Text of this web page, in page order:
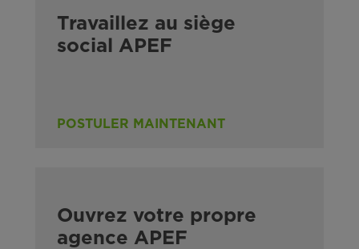
Travaillez au siège
social APEF
POSTULER MAINTENANT
Ouvrez votre propre
agence APEF